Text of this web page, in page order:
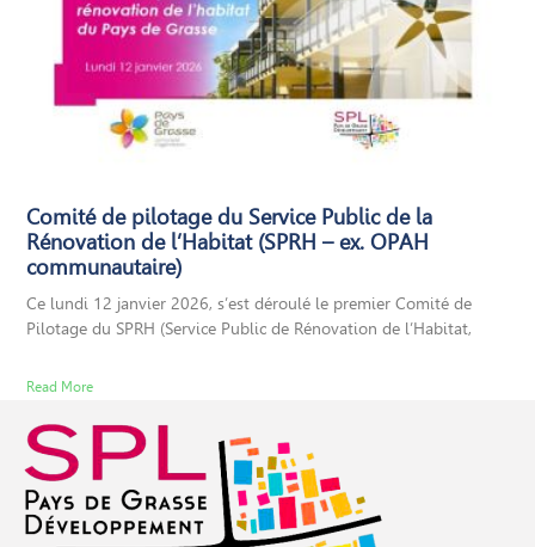
Comité de pilotage du Service Public de la
Rénovation de l’Habitat (SPRH – ex. OPAH
communautaire)
Ce lundi 12 janvier 2026, s’est déroulé le premier Comité de
Pilotage du SPRH (Service Public de Rénovation de l’Habitat,
Read More